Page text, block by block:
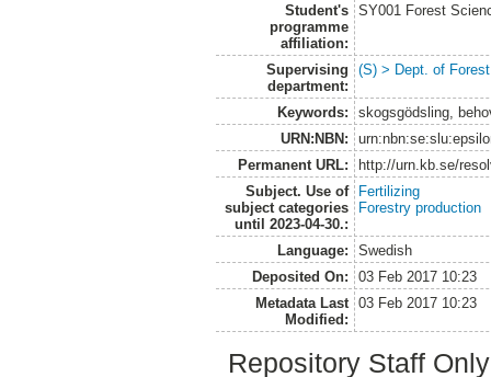
Student's
programme
affiliation:
SY001 Forest
Supervising
department:
(S) > Dept. of
Keywords:
skogsgödsling,
URN:NBN:
Permanent URL:
http://urn.kb.se/
Subject. Use of
subject categories
until 2023-04-30.:
Fertilizing
Forestry production
Language:
Swedish
Deposited On:
03 Feb 2017 10:23
Metadata Last
Modified:
03 Feb 2017 10:23
Repository Staff